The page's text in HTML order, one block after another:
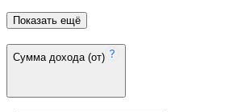
Показать ещё
Сумма дохода (от)